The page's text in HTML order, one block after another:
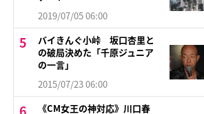
2019/07/05 06:00
バイきんぐ小峠 坂口杏里と
の破局決めた「千原ジュニア
の一言」
2015/07/23 06:00
《CM女王の神対応》川口春